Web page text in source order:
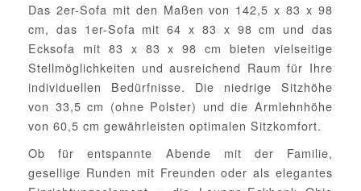
Das 2er-Sofa mit den Maßen von 142,5 x 83 x 98
cm, das 1er-Sofa mit 64 x 83 x 98 cm und das
Ecksofa mit 83 x 83 x 98 cm bieten vielseitige
Stellmöglichkeiten und ausreichend Raum für Ihre
individuellen Bedürfnisse. Die niedrige Sitzhöhe
von 33,5 cm (ohne Polster) und die Armlehnhöhe
von 60,5 cm gewährleisten optimalen Sitzkomfort.
Ob für entspannte Abende mit der Familie,
gesellige Runden mit Freunden oder als elegantes